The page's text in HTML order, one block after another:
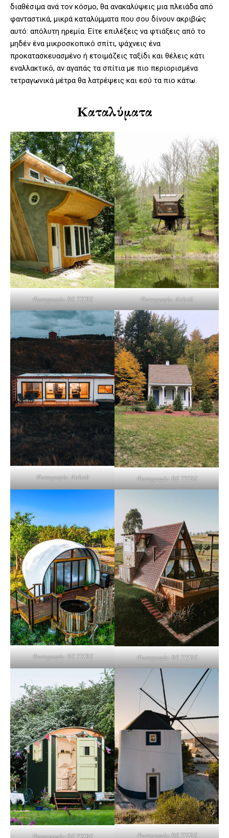
διαθέσιμα ανά τον κόσμο, θα ανακαλύψεις μια πλειάδα από
φανταστικά, μικρά καταλύμματα που σου δίνουν ακριβώς
αυτό: απόλυτη ηρεμία. Είτε επιλέξεις να φτιάξεις από το
μηδέν ένα μικροσκοπικό σπίτι, ψάχνεις ένα
προκατασκευασμένο ή ετοιμάζεις ταξίδι και θέλεις κάτι
εναλλακτικό, αν αγαπάς τα σπίτια με πιο περιορισμένα
τετραγωνικά μέτρα θα λατρέψεις και εσύ τα πιο κάτω.
Καταλύματα
Φωτογραφία: BE TKBE Φωτογραφία: Airbnb
Φωτογραφία: Airbnb Φωτογραφία: BE TKBE
Φωτογραφία: BE TKBE Φωτογραφία: BE TKBE
Φωτογραφία: BE TKBE Φωτογραφία: BE TKBE